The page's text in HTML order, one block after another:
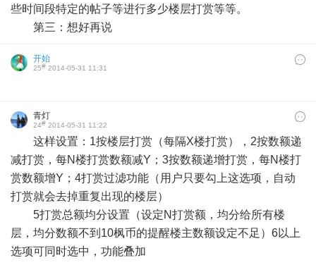
些时间段特定的帖子等进行多少楼层打赏等等。
第三：想好再说
开始
25# 2014-05-31 11:31
青灯
24# 2014-05-31 11:22
这样设置：1按楼层打赏（每隔X楼打赏），2按数额递
减打赏，每N楼打赏数额减Y；3按数额递增打赏，每N楼打
赏数额增Y；4打赏过滤功能（用户只要勾上这选项，自动
打赏就会去掉重复出现的楼层）
5打赏总额均分设置（设定N打赏额，均分给所有楼
层，均分数额不到10枫币的提醒楼主数额设定不足）6以上
选项可同时选中，功能叠加